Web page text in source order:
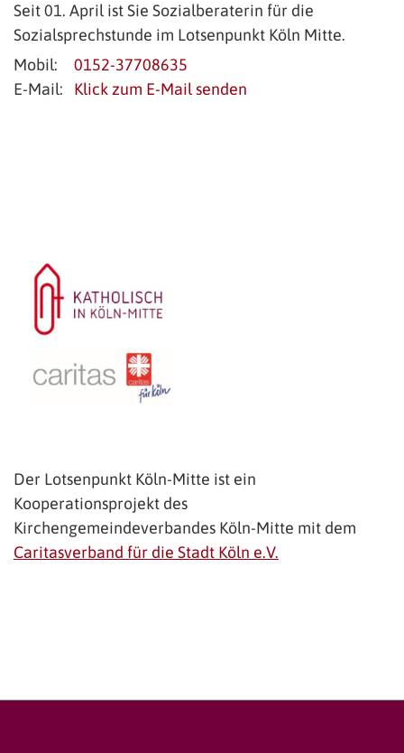
Seit 01. April ist Sie Sozialberaterin für die
Sozialsprechstunde im Lotsenpunkt Köln Mitte.
Mobil:
0152-37708635
E-Mail:
Klick zum E-Mail senden
Der Lotsenpunkt Köln-Mitte ist ein
Kooperationsprojekt des
Kirchengemeindeverbandes Köln-Mitte mit dem
Caritasverband für die Stadt Köln e.V.